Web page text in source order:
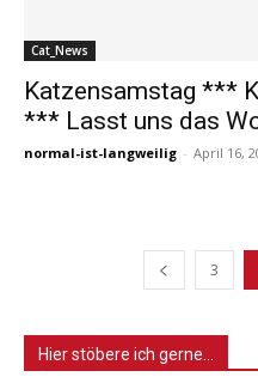
Cat_News
Katzensamstag ***
*** Lasst uns das
normal-ist-langweilig - April 16,
3
Hier stöbere ich gerne…